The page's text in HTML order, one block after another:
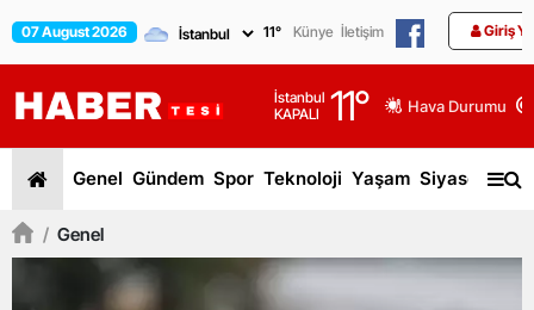
07 August 2026 11° Künye İletişim Giriş
İstanbul
KAPALI
11° Hava Durumu
Genel Gündem Spor Teknoloji Yaşam Siyaset
/ Genel